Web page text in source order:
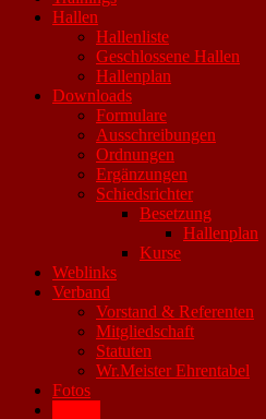
Hallen
Hallenliste
Geschlossene Hallen
Hallenplan
Downloads
Formulare
Ausschreibungen
Ordnungen
Ergänzungen
Schiedsrichter
Besetzung
Hallenplan
Kurse
Weblinks
Verband
Vorstand & Referenten
Mitgliedschaft
Statuten
Wr.Meister Ehrentabel
Fotos